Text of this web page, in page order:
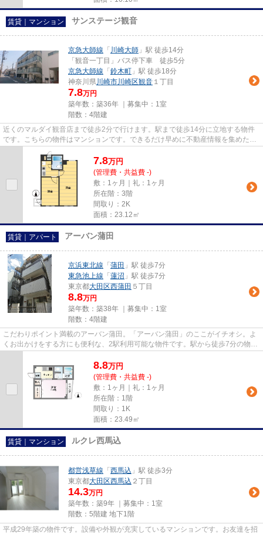
賃貸｜マンション サンステージ観音
京急大師線 「 川崎大師 」駅 徒歩14分
「観音一丁目」バス停下車 徒歩5分
京急大師線 「 鈴木町 」駅 徒歩18分
神奈川県川崎市川崎区観音 １丁目
7.8万円
築年数：築36年 ｜募集中： 1室
階数：4階建
近くのマルダイ観音店まで徒歩2分で行けます。駅まで徒歩14分に立地する物件
です。こちらの物件はマンションです。できるだけ早めに不動産情報を集めたい
方は当社スタッフまでご連絡く...
7.8万円
(管理費・共益費 -)
敷：1ヶ月｜礼：1ヶ月
所在階：3階
間取り：2K
面積：23.12㎡
賃貸｜アパート アーバン蒲田
京浜東北線 「 蒲田 」駅 徒歩7分
東急池上線 「 蓮沼 」駅 徒歩7分
東京都大田区西蒲田 ５丁目
8.8万円
築年数：築38年 ｜募集中： 1室
階数：4階建
こだわりポイント満載のアーバン蒲田。「アーバン蒲田」のここがイチオシ。よ
くお出かけをする方にも便利な、2駅利用可能な物件です。駅から徒歩7分の物件
8.8万円
(管理費・共益費 -)
敷：1ヶ月｜礼：1ヶ月
所在階：1階
間取り：1K
面積：23.49㎡
賃貸｜マンション ルクレ西馬込
都営浅草線 「 西馬込 」駅 徒歩3分
東京都大田区西馬込 ２丁目
14.3万円
築年数：築9年 ｜募集中： 1室
階数：5階建 地下1階
平成29年築の物件です。設備や外観が充実しているマンションです。お友達を招